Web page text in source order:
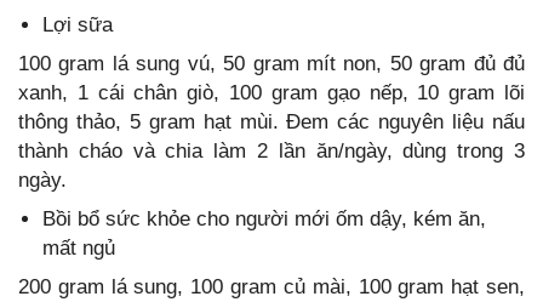
Lợi sữa
100 gram lá sung vú, 50 gram mít non, 50 gram đủ đủ
xanh, 1 cái chân giò, 100 gram gạo nếp, 10 gram lõi
thông thảo, 5 gram hạt mùi. Đem các nguyên liệu nấu
thành cháo và chia làm 2 lần ăn/ngày, dùng trong 3
ngày.
Bồi bổ sức khỏe cho người mới ốm dậy, kém ăn,
mất ngủ
200 gram lá sung, 100 gram củ mài, 100 gram hạt sen,